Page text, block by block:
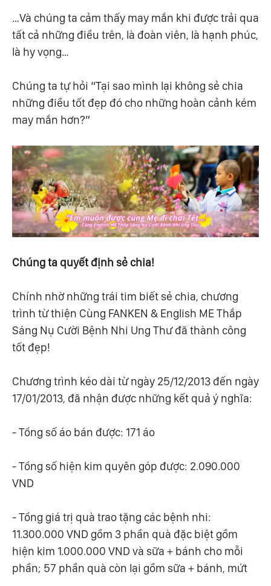
…Và chúng ta cảm thấy may mắn khi được trải qua
tất cả những điều trên, là đoàn viên, là hạnh phúc,
là hy vọng…
Chúng ta tự hỏi “Tại sao mình lại không sẻ chia
những điều tốt đẹp đó cho những hoàn cảnh kém
may mắn hơn?”
Chúng ta quyết định sẻ chia!
Chính nhờ những trái tim biết sẻ chia, chương
trình từ thiện Cùng FANKEN & English ME Thắp
Sáng Nụ Cười Bệnh Nhi Ung Thư đã thành công
tốt đẹp!
Chương trình kéo dài từ ngày 25/12/2013 đến ngày
17/01/2013, đã nhận được những kết quả ý nghĩa:
- Tổng số áo bán được: 171 áo
- Tổng số hiện kim quyên góp được: 2.090.000
VND
- Tổng giá trị quà trao tặng các bệnh nhi:
11.300.000 VND gồm 3 phần quà đặc biệt gồm
hiện kim 1.000.000 VND và sữa + bánh cho mỗi
phần; 57 phần quà còn lại gồm sữa + bánh, mứt